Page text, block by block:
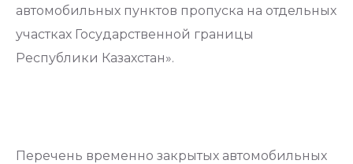
автомобильных пунктов пропуска на отдельных
участках Государственной границы
Республики Казахстан».
Перечень временно закрытых автомобильных